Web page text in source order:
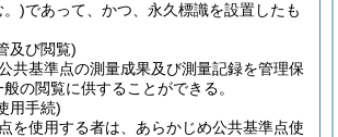
。)であって、かつ、永久標識を設置したも
及び閲覧)
共基準点の測量成果及び測量記録を管理保
の閲覧に供することができる。
用手続)
を使用する者は、あらかじめ公共基準点使